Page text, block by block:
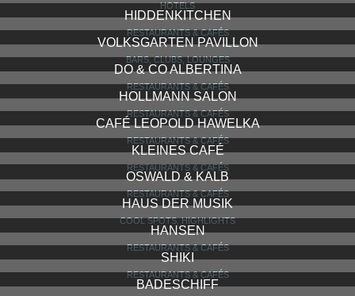
HOTELS
HIDDENKITCHEN
RESTAURANTS & CAFÉS
VOLKSGARTEN PAVILLON
BARS, CLUBS, LOUNGES
DO & CO ALBERTINA
RESTAURANTS & CAFÉS
HOLLMANN SALON
RESTAURANTS & CAFÉS
CAFÉ LEOPOLD HAWELKA
RESTAURANTS & CAFÉS
KLEINES CAFÉ
RESTAURANTS & CAFÉS
OSWALD & KALB
RESTAURANTS & CAFÉS
HAUS DER MUSIK
COOL SPOTS, HIGHLIGHTS
HANSEN
RESTAURANTS & CAFÉS
SHIKI
RESTAURANTS & CAFÉS
BADESCHIFF